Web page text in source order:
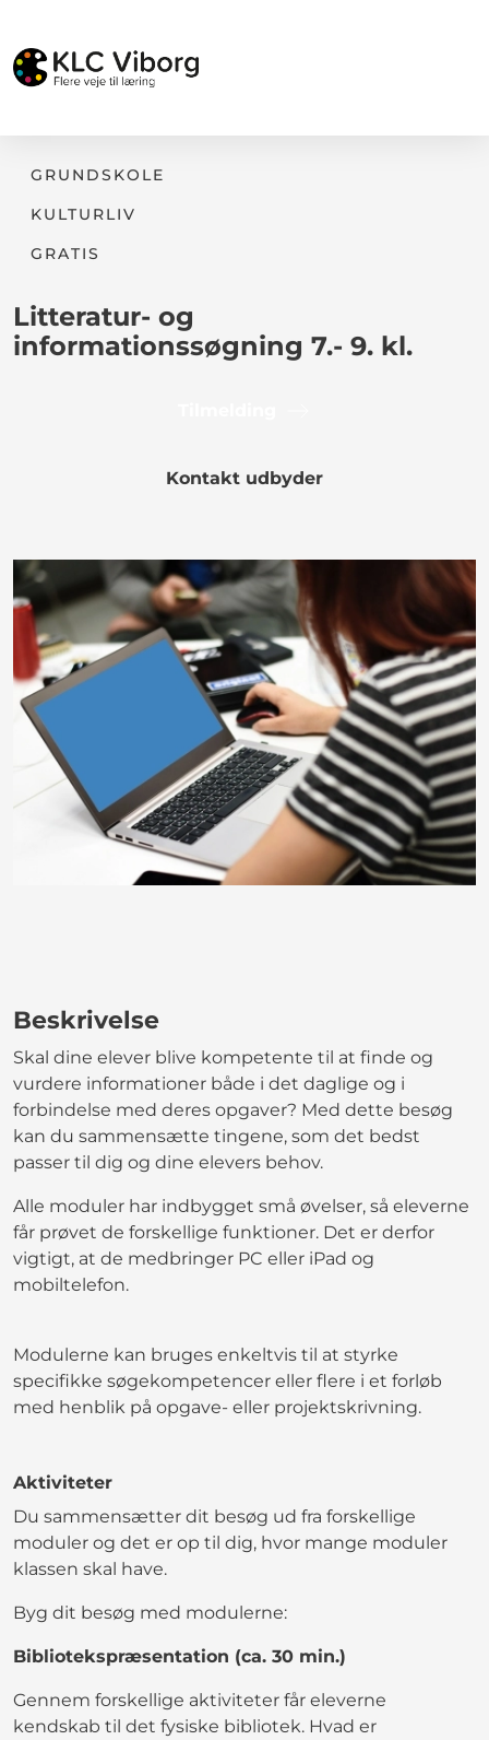
GRUNDSKOLE
KULTURLIV
GRATIS
Litteratur- og
informationssøgning 7.- 9. kl.
Kontakt udbyder
Beskrivelse
Skal dine elever blive kompetente til at finde og
vurdere informationer både i det daglige og i
forbindelse med deres opgaver? Med dette besøg
kan du sammensætte tingene, som det bedst
passer til dig og dine elevers behov.
Alle moduler har indbygget små øvelser, så eleverne
får prøvet de forskellige funktioner. Det er derfor
vigtigt, at de medbringer PC eller iPad og
mobiltelefon.
Modulerne kan bruges enkeltvis til at styrke
specifikke søgekompetencer eller flere i et forløb
med henblik på opgave- eller projektskrivning.
Aktiviteter
Du sammensætter dit besøg ud fra forskellige
moduler og det er op til dig, hvor mange moduler
klassen skal have.
Byg dit besøg med modulerne:
Bibliotekspræsentation (ca. 30 min.)
Gennem forskellige aktiviteter får eleverne
kendskab til det fysiske bibliotek. Hvad er